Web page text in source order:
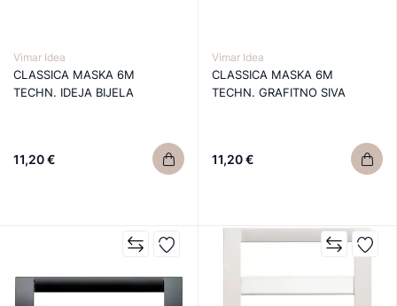
Vimar Idea
CLASSICA MASKA 6M
TECHN. IDEJA BIJELA
11,20 €
Vimar Idea
CLASSICA MASKA 6M
TECHN. GRAFITNO SIVA
11,20 €